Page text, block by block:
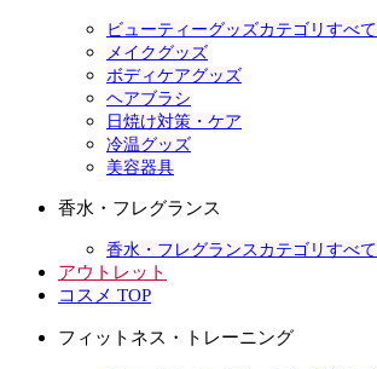
ビューティーグッズカテゴリすべて
メイクグッズ
ボディケアグッズ
ヘアブラシ
日焼け対策・ケア
冷温グッズ
美容器具
香水・フレグランス
香水・フレグランスカテゴリすべて
アウトレット
コスメ TOP
フィットネス・トレーニング